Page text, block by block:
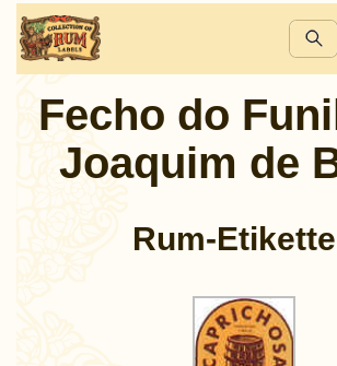
Fecho do
Joaquim de
Rum-